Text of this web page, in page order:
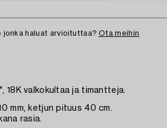
jonka haluat arvioituttaa? Ota meihin
18K valkokultaa ja timantteja.
mm, ketjun pituus 40 cm.
rasia.